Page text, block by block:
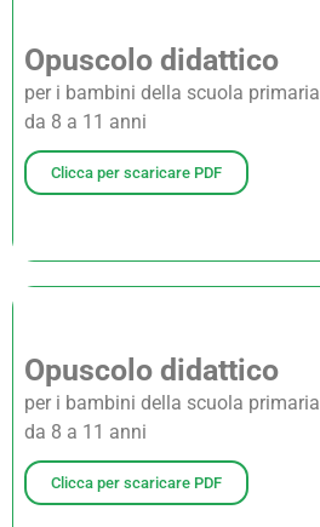
Opuscolo didattico
per i bambini della scuola primaria
da 8 a 11 anni
Clicca per scaricare PDF
Opuscolo didattico
per i bambini della scuola primaria
da 8 a 11 anni
Clicca per scaricare PDF